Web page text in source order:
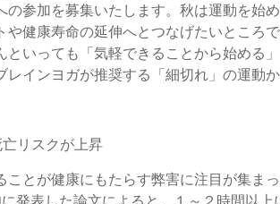
の参加を募集いたします。秋は運動を始
や健康寿命の延伸へとつなげたいところ
といっても「気軽できることから始める
インヨガが推奨する「細切れ」の運動
リスクが上昇
ことが健康にもたらす弊害に注目が集ま
発表した論文によると、１～２時間以